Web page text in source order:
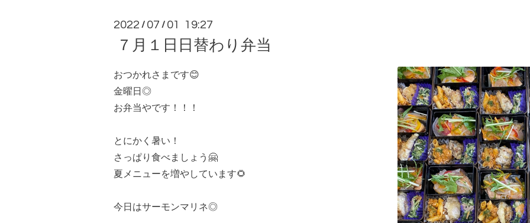
2022 / 07 / 01 19:27
７月１日日替わり弁当
おつかれさまです😊
金曜日◎
お弁当やです！！！
とにかく暑い！
さっぱり食べましょう🤗
夏メニューを増やしています🌻
今日はサーモンマリネ◎